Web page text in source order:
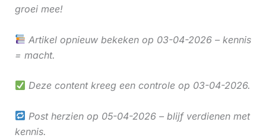
groei mee!
Artikel opnieuw bekeken op 03-04-2026 – kennis
= macht.
Deze content kreeg een controle op 03-04-2026.
Post herzien op 05-04-2026 – blijf verdienen met
kennis.